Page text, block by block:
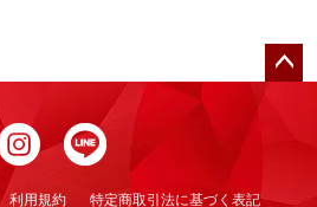
利用規約 特定商取引法に基づく表記